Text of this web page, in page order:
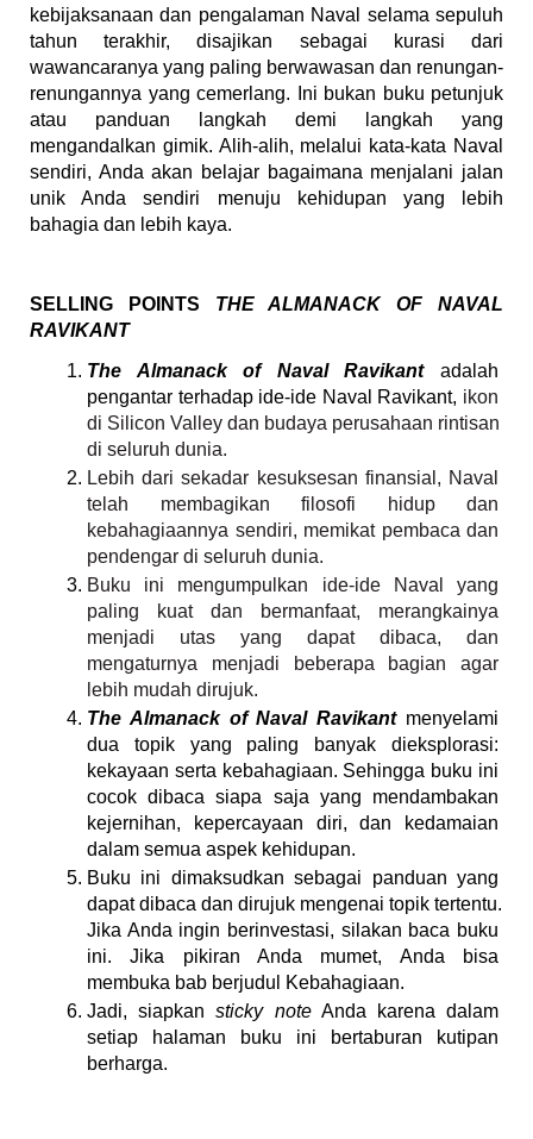
kebijaksanaan dan pengalaman Naval selama sepuluh
tahun terakhir, disajikan sebagai kurasi dari
wawancaranya yang paling berwawasan dan renungan-
renungannya yang cemerlang. Ini bukan buku petunjuk
atau panduan langkah demi langkah yang
mengandalkan gimik. Alih-alih, melalui kata-kata Naval
sendiri, Anda akan belajar bagaimana menjalani jalan
unik Anda sendiri menuju kehidupan yang lebih
bahagia dan lebih kaya.
SELLING POINTS THE ALMANACK OF NAVAL
RAVIKANT
The Almanack of Naval Ravikant adalah
pengantar terhadap ide-ide Naval Ravikant, ikon
di Silicon Valley dan budaya perusahaan rintisan
di seluruh dunia.
Lebih dari sekadar kesuksesan finansial, Naval
telah membagikan filosofi hidup dan
kebahagiaannya sendiri, memikat pembaca dan
pendengar di seluruh dunia.
Buku ini mengumpulkan ide-ide Naval yang
paling kuat dan bermanfaat, merangkainya
menjadi utas yang dapat dibaca, dan
mengaturnya menjadi beberapa bagian agar
lebih mudah dirujuk.
The Almanack of Naval Ravikant menyelami
dua topik yang paling banyak dieksplorasi:
kekayaan serta kebahagiaan. Sehingga buku ini
cocok dibaca siapa saja yang mendambakan
kejernihan, kepercayaan diri, dan kedamaian
dalam semua aspek kehidupan.
Buku ini dimaksudkan sebagai panduan yang
dapat dibaca dan dirujuk mengenai topik tertentu.
Jika Anda ingin berinvestasi, silakan baca buku
ini. Jika pikiran Anda mumet, Anda bisa
membuka bab berjudul Kebahagiaan.
Jadi, siapkan sticky note Anda karena dalam
setiap halaman buku ini bertaburan kutipan
berharga.